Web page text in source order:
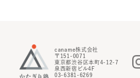
caname株式会社
〒151-0071
東京都渋谷区本町4-12-7
泉西新宿ビル4F
03-6381-6269